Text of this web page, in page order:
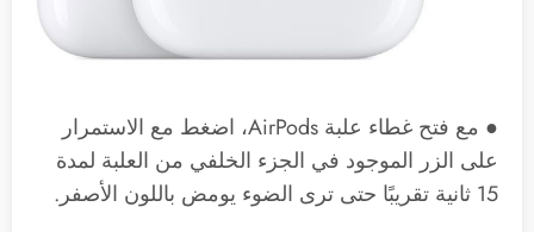
● مع فتح غطاء علبة AirPods، اضغط مع الاستمرار
على الزر الموجود في الجزء الخلفي من العلبة لمدة
15 ثانية تقريبًا حتى ترى الضوء يومض باللون الأصفر.